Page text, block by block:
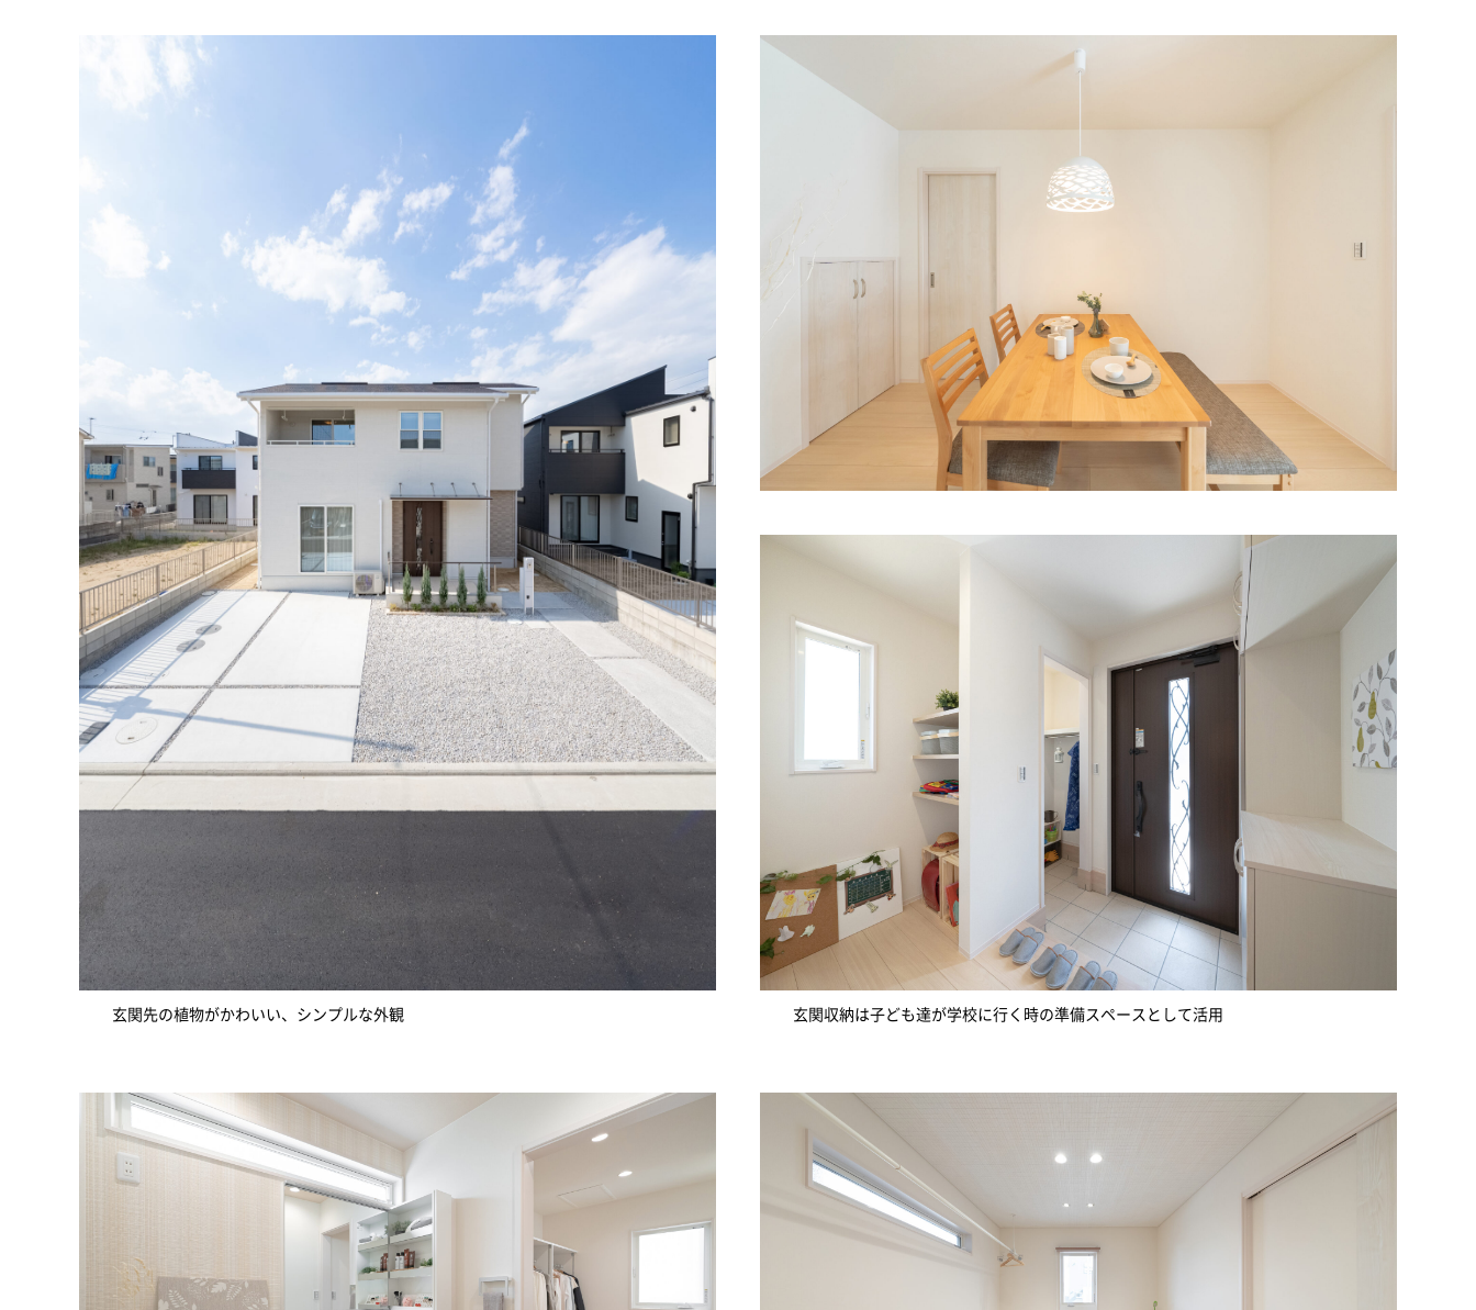
玄関先の植物がかわいい、シンプルな外観 玄関収納は子ども達が学校に行く時の準備スペースとして活用